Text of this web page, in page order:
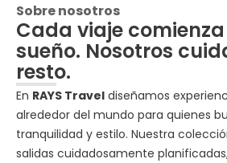
Sobre nosotros
Cada viaje
sueño. Nosotros
resto.
En RAYS Travel diseñamos
alrededor del mundo para quienes
tranquilidad y estilo. Nuestra
salidas cuidadosamente